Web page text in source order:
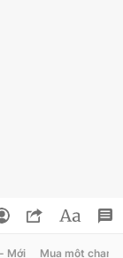
Mới Mua một chạm